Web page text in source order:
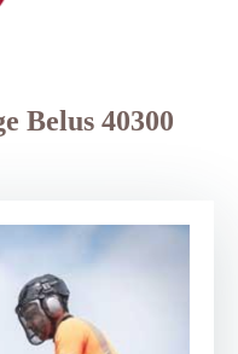
Belus 40300